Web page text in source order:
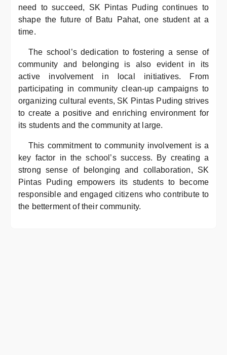
need to succeed, SK Pintas Puding continues to
shape the future of Batu Pahat, one student at a
time.
The school’s dedication to fostering a sense of
community and belonging is also evident in its
active involvement in local initiatives. From
participating in community clean-up campaigns to
organizing cultural events, SK Pintas Puding strives
to create a positive and enriching environment for
its students and the community at large.
This commitment to community involvement is a
key factor in the school’s success. By creating a
strong sense of belonging and collaboration, SK
Pintas Puding empowers its students to become
responsible and engaged citizens who contribute to
the betterment of their community.